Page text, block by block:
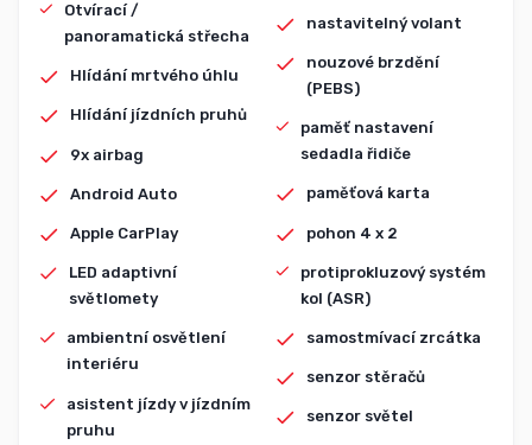
Otvírací /
panoramatická střecha
Hlídání mrtvého úhlu
Hlídání jízdních pruhů
9x airbag
Android Auto
Apple CarPlay
LED adaptivní
světlomety
ambientní osvětlení
interiéru
asistent jízdy v jízdním
pruhu
nastavitelný volant
nouzové brzdění
(PEBS)
paměť nastavení
sedadla řidiče
paměťová karta
pohon 4 x 2
protiprokluzový systém
kol (ASR)
samostmívací zrcátka
senzor stěračů
senzor světel